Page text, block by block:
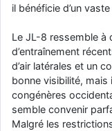
il bénéficie d’un
Le JL-8 ressemble à
d’entraînement
d’air latérales et un
bonne visibilité,
congénères
semble convenir
Malgré les